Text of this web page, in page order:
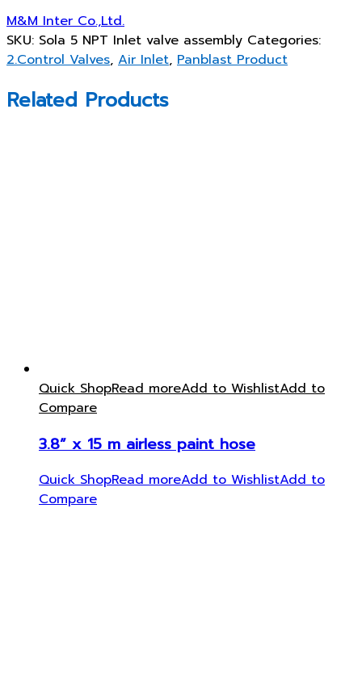
M&M Inter Co.,Ltd.
SKU: Sola 5 NPT Inlet valve assembly Categories:
2.Control Valves, Air Inlet, Panblast Product
Related Products
Quick ShopRead moreAdd to WishlistAdd to
Compare
3.8” x 15 m airless paint hose
Quick ShopRead moreAdd to WishlistAdd to
Compare